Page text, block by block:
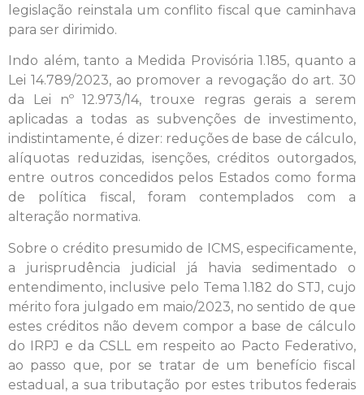
legislação reinstala um conflito fiscal que caminhava
para ser dirimido.
Indo além, tanto a Medida Provisória 1.185, quanto a
Lei 14.789/2023, ao promover a revogação do art. 30
da Lei nº 12.973/14, trouxe regras gerais a serem
aplicadas a todas as subvenções de investimento,
indistintamente, é dizer: reduções de base de cálculo,
alíquotas reduzidas, isenções, créditos outorgados,
entre outros concedidos pelos Estados como forma
de política fiscal, foram contemplados com a
alteração normativa.
Sobre o crédito presumido de ICMS, especificamente,
a jurisprudência judicial já havia sedimentado o
entendimento, inclusive pelo Tema 1.182 do STJ, cujo
mérito fora julgado em maio/2023, no sentido de que
estes créditos não devem compor a base de cálculo
do IRPJ e da CSLL em respeito ao Pacto Federativo,
ao passo que, por se tratar de um benefício fiscal
estadual, a sua tributação por estes tributos federais